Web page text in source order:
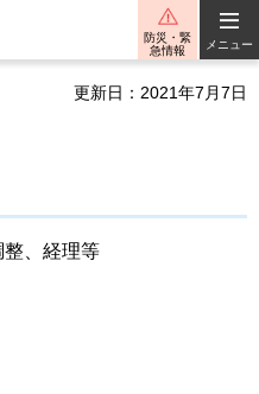
防災・緊
急情報
メニュー
更新日：2021年7月7日
、経理等